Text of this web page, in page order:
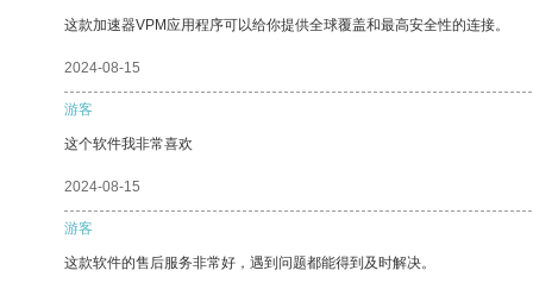
这款加速器VPM应用程序可以给你提供全球覆盖和最高安全性的连接。
2024-08-15
游客
这个软件我非常喜欢
2024-08-15
游客
这款软件的售后服务非常好，遇到问题都能得到及时解决。